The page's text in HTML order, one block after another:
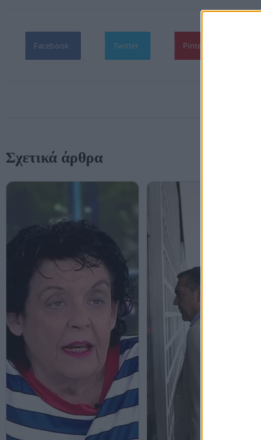
Facebook Twitter Pinterest
Σχετικά άρθρα